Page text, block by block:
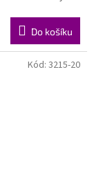
Do košíku
Kód: 3215-20